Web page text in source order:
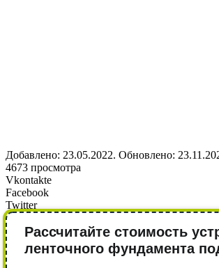
Добавлено: 23.05.2022. Обновлено:
4673 просмотра
Vkontakte
Facebook
Twitter
Рассчитайте стоимость
ленточного фундамента